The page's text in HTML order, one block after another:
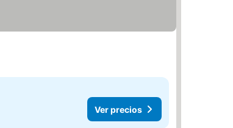
Ver precios